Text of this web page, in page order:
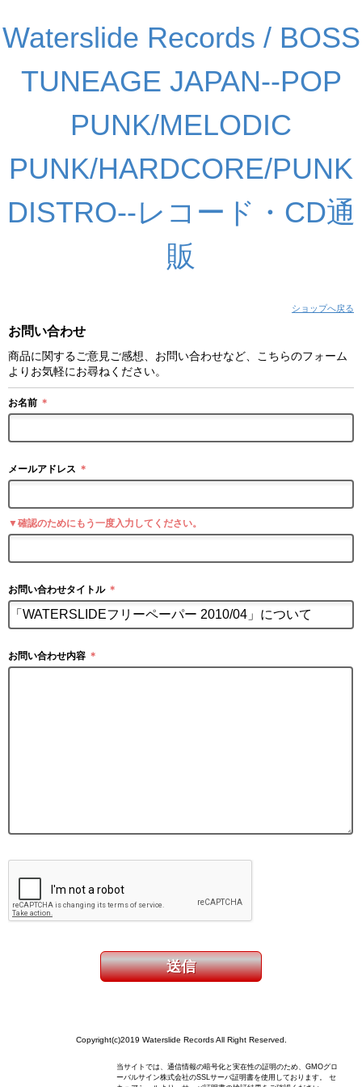
Waterslide Records / BOSS
TUNEAGE JAPAN--POP
PUNK/MELODIC
PUNK/HARDCORE/PUNK
DISTRO--レコード・CD通
販
ショップへ戻る
お問い合わせ
商品に関するご意見ご感想、お問い合わせなど、こちらのフォーム
よりお気軽にお尋ねください。
お名前 ＊
メールアドレス ＊
▼確認のためにもう一度入力してください。
お問い合わせタイトル ＊
お問い合わせ内容 ＊
Copyright(c)2019 Waterslide Records All Right Reserved.
当サイトでは、通信情報の暗号化と実在性の証明のため、GMOグロ
ーバルサイン株式会社のSSLサーバ証明書を使用しております。 セ